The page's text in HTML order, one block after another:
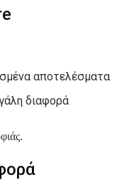
αποτελέσματα
διαφορά